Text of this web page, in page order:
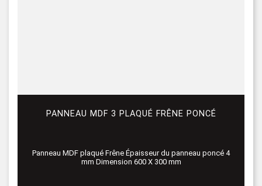
PANNEAU MDF 3 PLAQUÉ FRÊNE PONCÉ
Panneau MDF plaqué Frêne Épaisseur du panneau poncé 4
mm Dimension 600 X 300 mm